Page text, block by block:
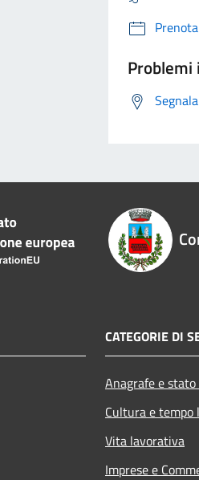
Problemi
CATEGORIE DI
Anagrafe e
Cultura e tempo
Vita lavorativa
Imprese e